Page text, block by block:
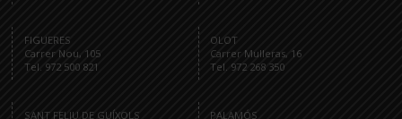
FIGUERES
Carrer Nou, 105
Tel. 972 500 821
OLOT
Carrer Mulleras, 16
Tel. 972 268 350
SANT FELIU DE GUÍXOLS PALAMÓS